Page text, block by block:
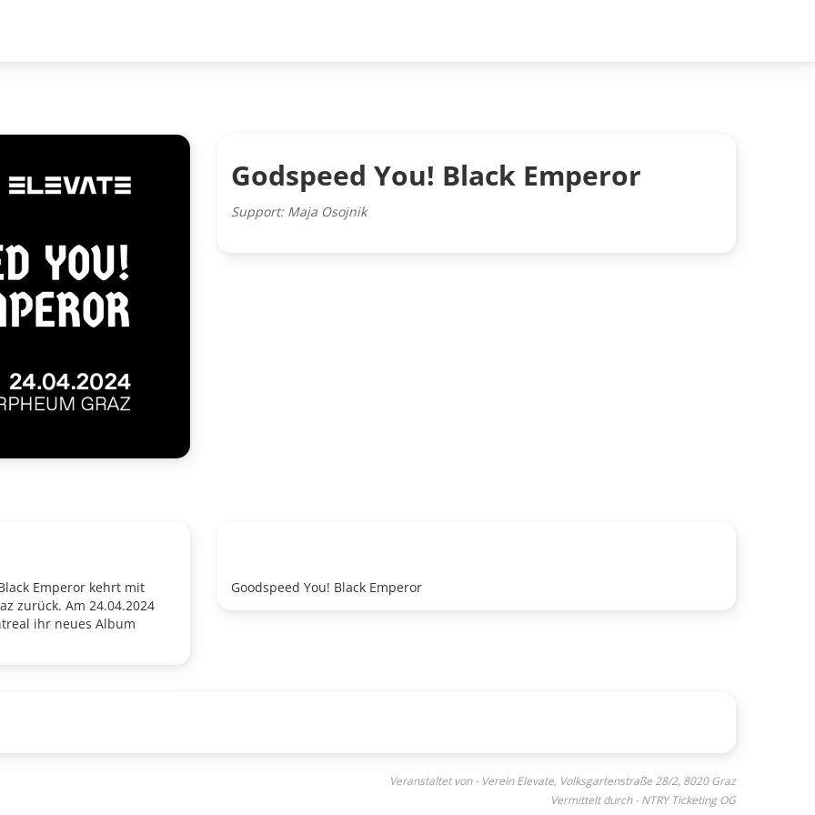
Godspeed You! Black Emperor
Support: Maja Osojnik
Emperor kehrt mit
zurück. Am 24.04.2024
ihr neues Album
Goodspeed You! Black Emperor
Veranstaltet von - Verein Elevate, Volksgartenstraße 28/2, 8020 Graz
Vermittelt durch - NTRY Ticketing OG